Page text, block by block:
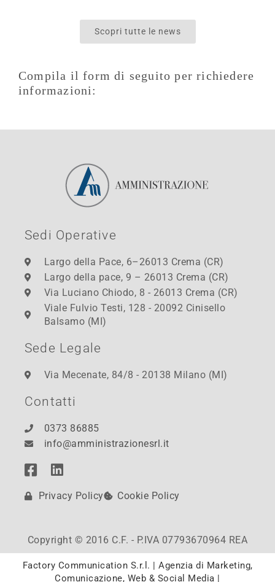
Scopri tutte le news
Compila il form di seguito per richiedere
informazioni:
Sedi Operative
Largo della Pace, 6–26013 Crema (CR)
Largo della pace, 9 – 26013 Crema (CR)
Via Luciano Chiodo, 8 - 26013 Crema (CR)
Viale Fulvio Testi, 128 - 20092 Cinisello
Balsamo (MI)
Sede Legale
Via Mecenate, 84/8 - 20138 Milano (MI)
Contatti
0373 86885
info@amministrazionesrl.it
Privacy Policy Cookie Policy
Copyright © 2016 C.F. - P.IVA 07793670964 REA
Factory Communication S.r.l. | Agenzia di Marketing,
Comunicazione, Web & Social Media |